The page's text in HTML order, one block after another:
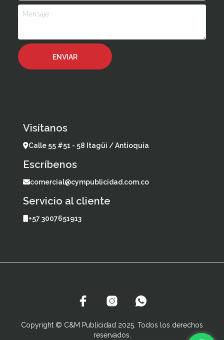
Visítanos
Calle 55 #51 - 58 Itagüí / Antioquia
Escríbenos
comercial@cympublicidad.com.co
Servicio al cliente
+57 3007651913
Copyright © C&M Publicidad 2025. Todos los derechos
reservados.